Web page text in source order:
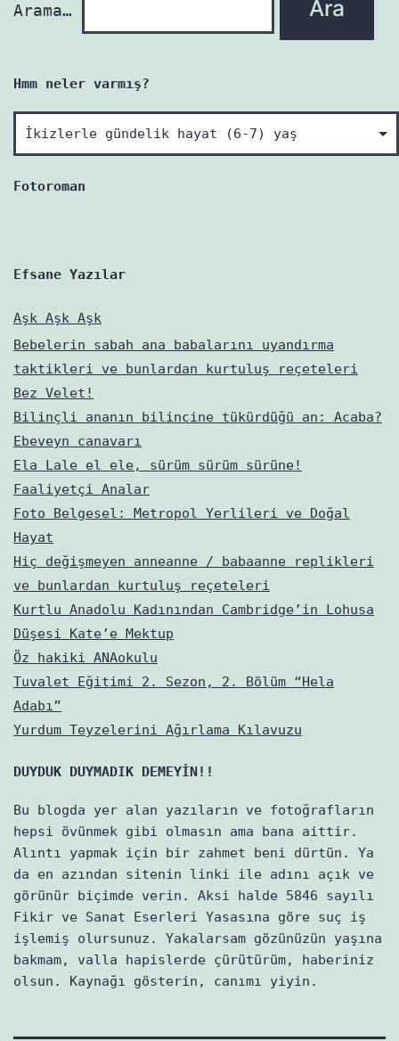
Arama…
Hmm neler varmış?
Hmm
neler
varmış?
Fotoroman
Efsane Yazılar
Aşk Aşk Aşk
Bebelerin sabah ana babalarını uyandırma
taktikleri ve bunlardan kurtuluş reçeteleri
Bez Velet!
Bilinçli ananın bilincine tükürdüğü an: Acaba?
Ebeveyn canavarı
Ela Lale el ele, sürüm sürüm sürüne!
Faaliyetçi Analar
Foto Belgesel: Metropol Yerlileri ve Doğal
Hayat
Hiç değişmeyen anneanne / babaanne replikleri
ve bunlardan kurtuluş reçeteleri
Kurtlu Anadolu Kadınından Cambridge’in Lohusa
Düşesi Kate’e Mektup
Öz hakiki ANAokulu
Tuvalet Eğitimi 2. Sezon, 2. Bölüm “Hela
Adabı”
Yurdum Teyzelerini Ağırlama Kılavuzu
DUYDUK DUYMADIK DEMEYİN!!
Bu blogda yer alan yazıların ve fotoğrafların
hepsi övünmek gibi olmasın ama bana aittir.
Alıntı yapmak için bir zahmet beni dürtün. Ya
da en azından sitenin linki ile adını açık ve
görünür biçimde verin. Aksi halde 5846 sayılı
Fikir ve Sanat Eserleri Yasasına göre suç iş
işlemiş olursunuz. Yakalarsam gözünüzün yaşına
bakmam, valla hapislerde çürütürüm, haberiniz
olsun. Kaynağı gösterin, canımı yiyin.